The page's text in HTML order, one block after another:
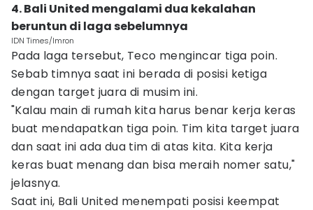
4. Bali United mengalami dua kekalahan
beruntun di laga sebelumnya
IDN Times/Imron
Pada laga tersebut, Teco mengincar tiga poin.
Sebab timnya saat ini berada di posisi ketiga
dengan target juara di musim ini.
"Kalau main di rumah kita harus benar kerja keras
buat mendapatkan tiga poin. Tim kita target juara
dan saat ini ada dua tim di atas kita. Kita kerja
keras buat menang dan bisa meraih nomer satu,"
jelasnya.
Saat ini, Bali United menempati posisi keempat